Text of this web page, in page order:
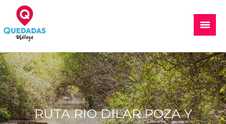
content
Quedadas, excursiones, eventos
Main
Menu
RUTA RIO DILAR POZA Y